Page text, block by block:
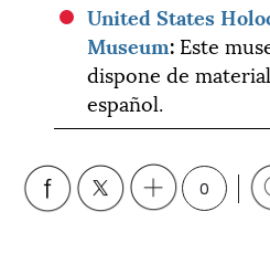
United States
Museum: Este
dispone de
español.
0